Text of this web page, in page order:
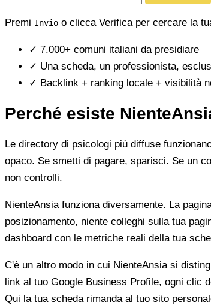
Premi Invio o clicca Verifica per cercare la
✓ 7.000+ comuni italiani da presidiare
✓ Una scheda, un professionista,
✓ Backlink + ranking locale + visibilità
Perché esiste
Le directory di psicologi più diffuse
opaco. Se smetti di pagare, sparisci. Se un
non controlli.
NienteAnsia funziona diversamente. La
posizionamento, niente colleghi sulla tua
dashboard con le metriche reali della tua
C'è un altro modo in cui NienteAnsia si
link al tuo Google Business Profile, ogni clic
Qui la tua scheda rimanda al tuo sito